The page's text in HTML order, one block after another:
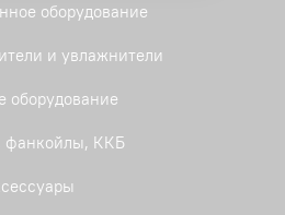
оборудование
и увлажнители
оборудование
фанкойлы, ККБ